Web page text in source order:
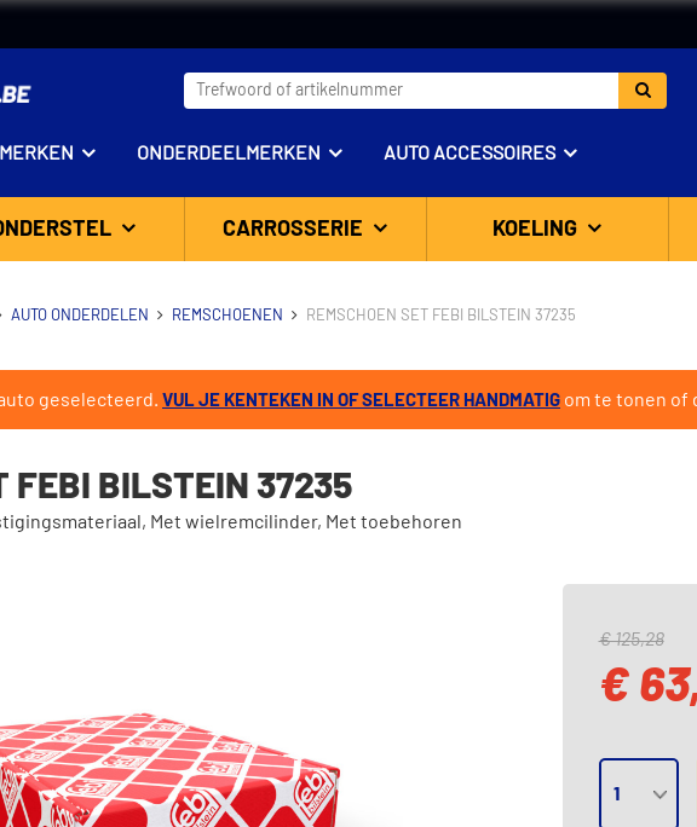
ONDERDEELMERKEN AUTO ACCESSOIRES
CARROSSERIE KOELING
AUTO ONDERDELEN REMSCHOENEN REMSCHOEN SET FEBI BILSTEIN 37235
geselecteerd. VUL JE KENTEKEN IN OF SELECTEER HANDMATIG om te tonen of
FEBI BILSTEIN 37235
Met wielremcilinder, Met toebehoren
€ 125,28
€